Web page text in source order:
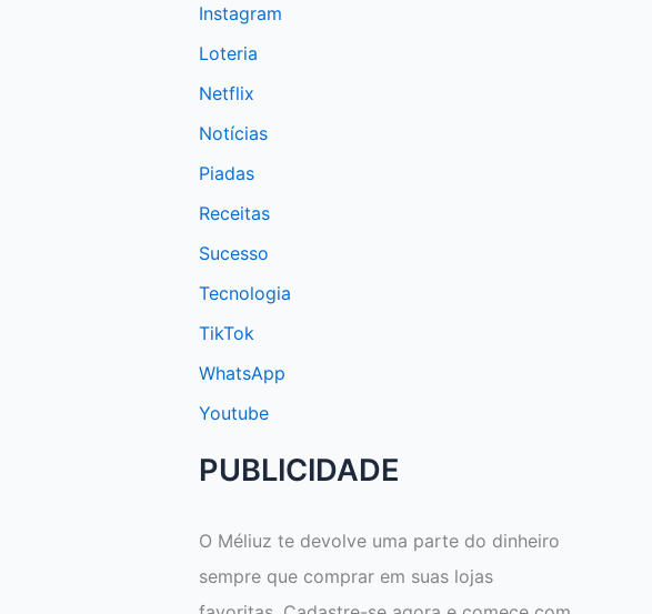
Instagram
Loteria
Netflix
Notícias
Piadas
Receitas
Sucesso
Tecnologia
TikTok
WhatsApp
Youtube
PUBLICIDADE
O Méliuz te devolve uma parte do dinheiro
sempre que comprar em suas lojas